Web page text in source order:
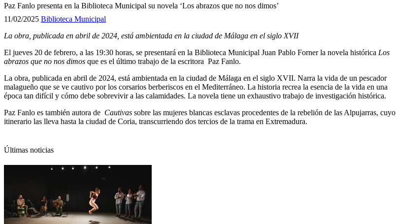
Paz Fanlo presenta en la Biblioteca Municipal su novela ‘Los abrazos que no nos dimos’
11/02/2025 Biblioteca Municipal
La obra, publicada en abril de 2024, está ambientada en la ciudad de Málaga en el siglo XVII
El jueves 20 de febrero, a las 19:30 horas, se presentará en la Biblioteca Municipal Juan Pablo Forner la novela histórica Los
abrazos que no nos dimos que es el último trabajo de la escritora Paz Fanlo.
La obra, publicada en abril de 2024, está ambientada en la ciudad de Málaga en el siglo XVII. Narra la vida de un pescador
malagueño que se ve cautivo por los corsarios berberiscos en el Mediterráneo. La historia recrea la esencia de la vida en una
época tan difícil y cómo debe sobrevivir a las calamidades. La novela tiene un exhaustivo trabajo de investigación histórica.
Paz Fanlo es también autora de Cautivas sobre las mujeres blancas esclavas procedentes de la rebelión de las Alpujarras, cuyo
itinerario las lleva hasta la ciudad de Coria, transcurriendo dos tercios de la trama en Extremadura.
Últimas noticias